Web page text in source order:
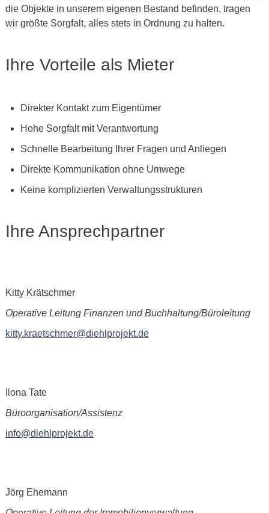
die Objekte in unserem eigenen Bestand befinden, tragen
wir größte Sorgfalt, alles stets in Ordnung zu halten.
Ihre Vorteile als Mieter
Direkter Kontakt zum Eigentümer
Hohe Sorgfalt mit Verantwortung
Schnelle Bearbeitung Ihrer Fragen und Anliegen
Direkte Kommunikation ohne Umwege
Keine komplizierten Verwaltungsstrukturen
Ihre Ansprechpartner
Kitty Krätschmer
Operative Leitung Finanzen und Buchhaltung/Büroleitung
kitty.kraetschmer@diehlprojekt.de
Ilona Tate
Büroorganisation/Assistenz
info@diehlprojekt.de
Jörg Ehemann